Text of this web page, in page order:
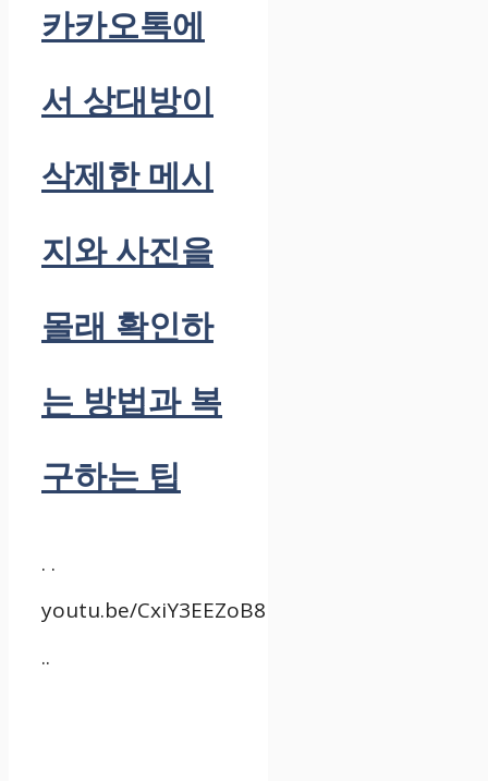
카카오톡에
서 상대방이
삭제한 메시
지와 사진을
몰래 확인하
는 방법과 복
구하는 팁
. .
youtu.be/CxiY3EEZoB8
..